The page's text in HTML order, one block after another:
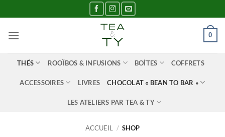
au
contenu
0
THÉS ROOÏBOS & INFUSIONS BOÎTES COFFRETS
ACCESSOIRES LIVRES CHOCOLAT « BEAN TO BAR »
LES ATELIERS PAR TEA & TY
ACCUEIL / SHOP